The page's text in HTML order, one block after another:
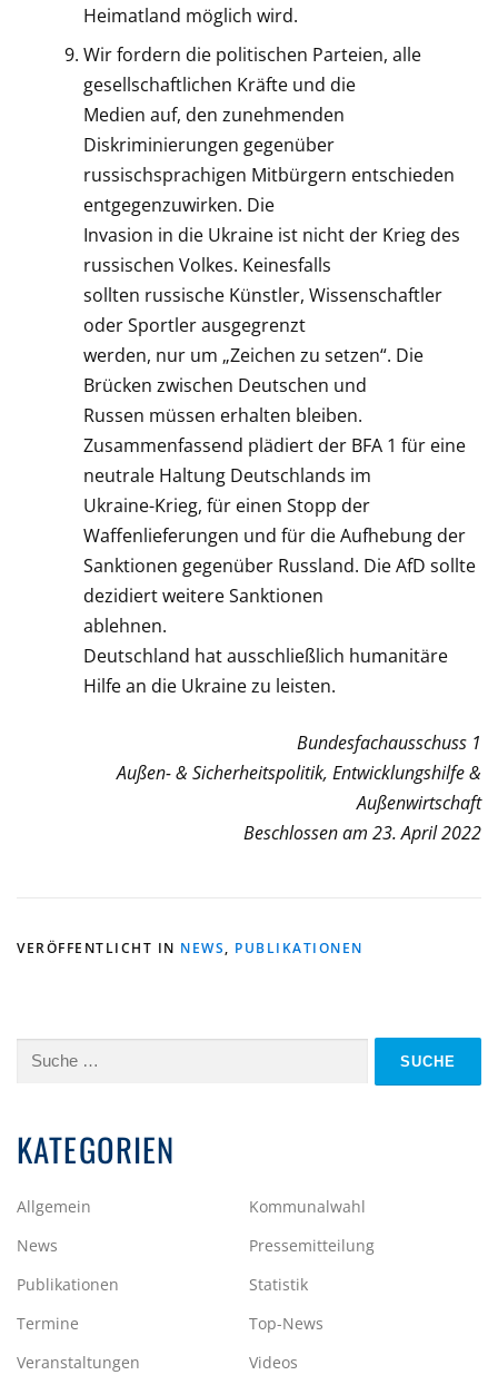
Heimatland möglich wird.
Wir fordern die politischen Parteien, alle
gesellschaftlichen Kräfte und die
Medien auf, den zunehmenden
Diskriminierungen gegenüber
russischsprachigen Mitbürgern entschieden
entgegenzuwirken. Die
Invasion in die Ukraine ist nicht der Krieg des
russischen Volkes. Keinesfalls
sollten russische Künstler, Wissenschaftler
oder Sportler ausgegrenzt
werden, nur um „Zeichen zu setzen“. Die
Brücken zwischen Deutschen und
Russen müssen erhalten bleiben.
Zusammenfassend plädiert der BFA 1 für eine
neutrale Haltung Deutschlands im
Ukraine-Krieg, für einen Stopp der
Waffenlieferungen und für die Aufhebung der
Sanktionen gegenüber Russland. Die AfD sollte
dezidiert weitere Sanktionen
ablehnen.
Deutschland hat ausschließlich humanitäre
Hilfe an die Ukraine zu leisten.
Bundesfachausschuss 1
Außen- & Sicherheitspolitik, Entwicklungshilfe &
Außenwirtschaft
Beschlossen am 23. April 2022
VERÖFFENTLICHT IN NEWS, PUBLIKATIONEN
Suche
KATEGORIEN
Allgemein
Kommunalwahl
News
Pressemitteilung
Publikationen
Statistik
Termine
Top-News
Veranstaltungen
Videos